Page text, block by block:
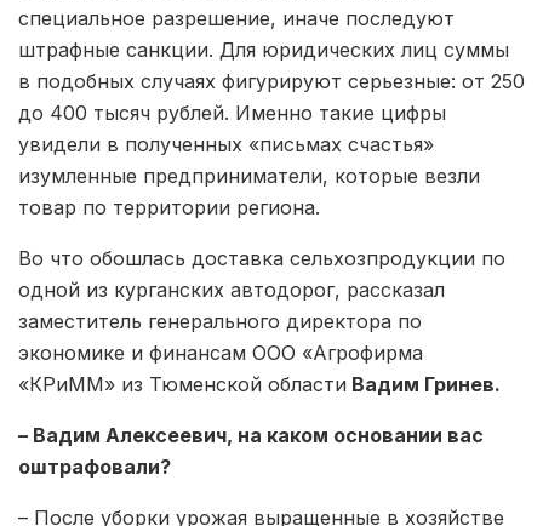
специальное разрешение, иначе последуют
штрафные санкции. Для юридических лиц суммы
в подобных случаях фигурируют серьезные: от 250
до 400 тысяч рублей. Именно такие цифры
увидели в полученных «письмах счастья»
изумленные предприниматели, которые везли
товар по территории региона.
Во что обошлась доставка сельхозпродукции по
одной из курганских автодорог, рассказал
заместитель генерального директора по
экономике и финансам ООО «Агрофирма
«КРиММ» из Тюменской области Вадим Гринев.
– Вадим Алексеевич, на каком основании вас
оштрафовали?
– После уборки урожая выращенные в хозяйстве